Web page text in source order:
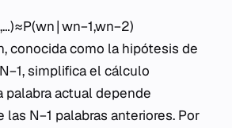
conocida como la hipótesis de
simplifica el cálculo
palabra actual depende
N−1 palabras anteriores. Por